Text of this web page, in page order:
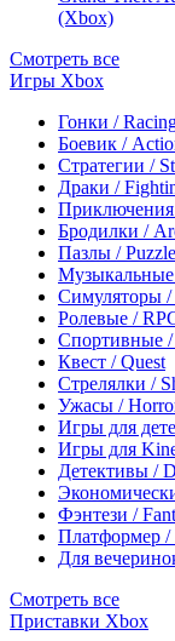
(Xbox)
Смотреть все
Игры Xbox
Гонки /
Боевик /
Стратегии /
Драки /
Бродилки /
Пазлы / Puzzle
Симуляторы /
Ролевые /
Спортивные /
Квест / Quest
Стрелялки /
Ужасы /
Игры для
Игры для
Детективы /
Фэнтези /
Платформер /
Для
Смотреть все
Приставки Xbox